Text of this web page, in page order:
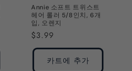
Annie 소프트 트위스트
헤어 롤러 5/8인치, 6개
입, 오렌지
정
가
$3.99
카트에 추가